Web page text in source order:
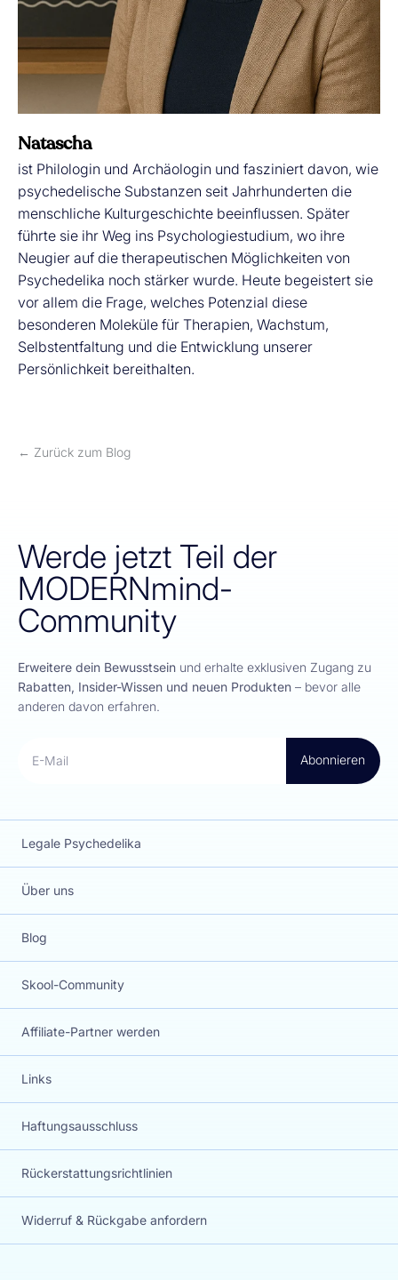
Natascha
ist Philologin und Archäologin und fasziniert davon, wie
psychedelische Substanzen seit Jahrhunderten die
menschliche Kulturgeschichte beeinflussen. Später
führte sie ihr Weg ins Psychologiestudium, wo ihre
Neugier auf die therapeutischen Möglichkeiten von
Psychedelika noch stärker wurde. Heute begeistert sie
vor allem die Frage, welches Potenzial diese
besonderen Moleküle für Therapien, Wachstum,
Selbstentfaltung und die Entwicklung unserer
Persönlichkeit bereithalten.
← Zurück zum Blog
Werde jetzt Teil der
MODERNmind-
Community
Erweitere dein Bewusstsein und erhalte exklusiven Zugang zu
Rabatten, Insider-Wissen und neuen Produkten – bevor alle
anderen davon erfahren.
E-Mail Abonnieren
Legale Psychedelika
Über uns
Blog
Skool-Community
Affiliate-Partner werden
Links
Haftungsausschluss
Rückerstattungsrichtlinien
Widerruf & Rückgabe anfordern